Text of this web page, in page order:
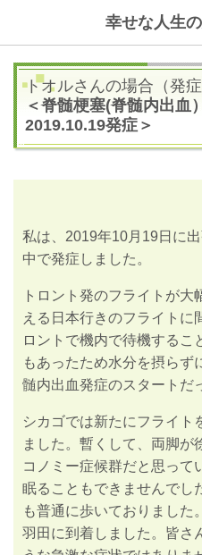
幸せな人生
トオルさんの場合（発症
＜脊髄梗塞(脊髄内出血
2019.10.19発症＞
私は、 2019年10月 19 日に
中で発症しました。
トロント発のフライトが
える日本行きのフライトに
ロントで機内で待機するこ
もあったため水分を摂らず
髄内出血発症のスタートだ
シカゴでは新たにフライト
ました。暫くして、両脚が
コノミー症候群だと思って
眠ることもできませんでし
も普通に歩いておりました
羽田に到着しました。皆さ